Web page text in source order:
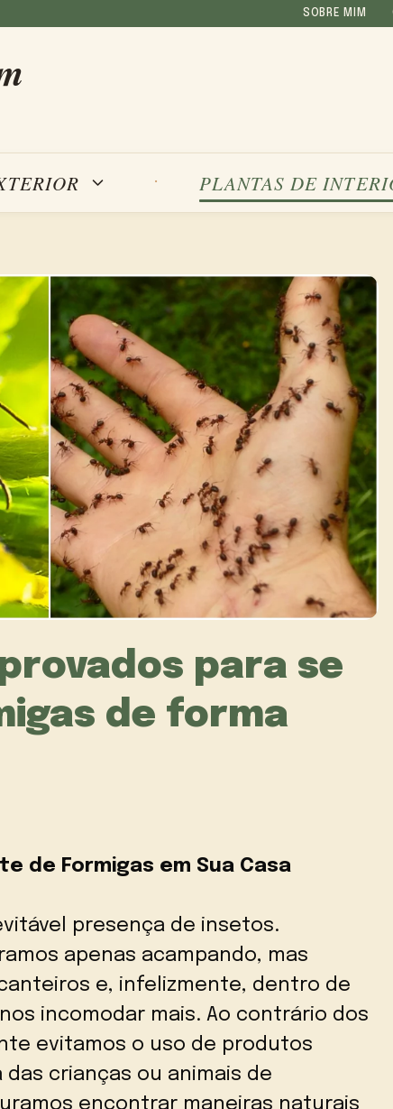
SOBRE MIM
PLANTAS DE
para se
de forma
de Formigas em Sua Casa
presença de insetos.
apenas acampando, mas
e, infelizmente, dentro de
incomodar mais. Ao contrário dos
evitamos o uso de produtos
crianças ou animais de
encontrar maneiras naturais